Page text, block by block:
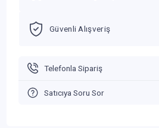
Güvenli Alışveriş
Telefonla Sipariş
Satıcıya Soru Sor